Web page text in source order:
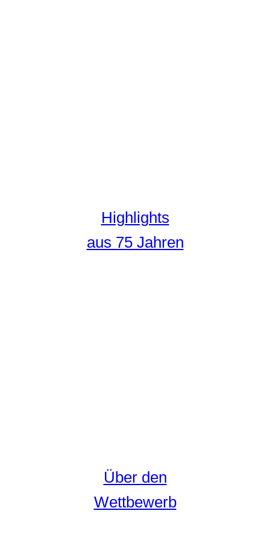
Highlights
aus 75 Jahren
Über den
Wettbewerb